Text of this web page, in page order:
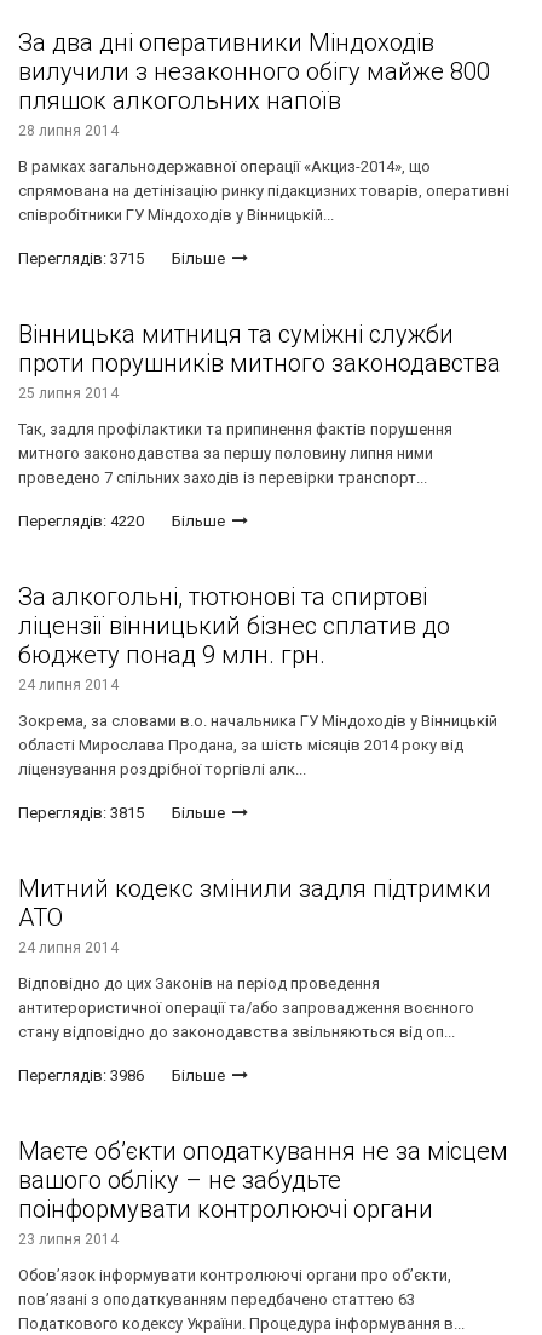
За два дні оперативники Міндоходів
вилучили з незаконного обігу майже 800
пляшок алкогольних напоїв
28 липня 2014
В рамках загальнодержавної операції «Акциз-2014», що
спрямована на детінізацію ринку підакцизних товарів, оперативні
співробітники ГУ Міндоходів у Вінницькій...
Переглядів: 3715 Більше
Вінницька митниця та суміжні служби
проти порушників митного законодавства
25 липня 2014
Так, задля профілактики та припинення фактів порушення
митного законодавства за першу половину липня ними
проведено 7 спільних заходів із перевірки транспорт...
Переглядів: 4220 Більше
За алкогольні, тютюнові та спиртові
ліцензії вінницький бізнес сплатив до
бюджету понад 9 млн. грн.
24 липня 2014
Зокрема, за словами в.о. начальника ГУ Міндоходів у Вінницькій
області Мирослава Продана, за шість місяців 2014 року від
ліцензування роздрібної торгівлі алк...
Переглядів: 3815 Більше
Митний кодекс змінили задля підтримки
АТО
24 липня 2014
Відповідно до цих Законів на період проведення
антитерористичної операції та/або запровадження воєнного
стану відповідно до законодавства звільняються від оп...
Переглядів: 3986 Більше
Маєте об’єкти оподаткування не за місцем
вашого обліку – не забудьте
поінформувати контролюючі органи
23 липня 2014
Обов’язок інформувати контролюючі органи про об’єкти,
пов’язані з оподаткуванням передбачено статтею 63
Податкового кодексу України. Процедура інформування в...